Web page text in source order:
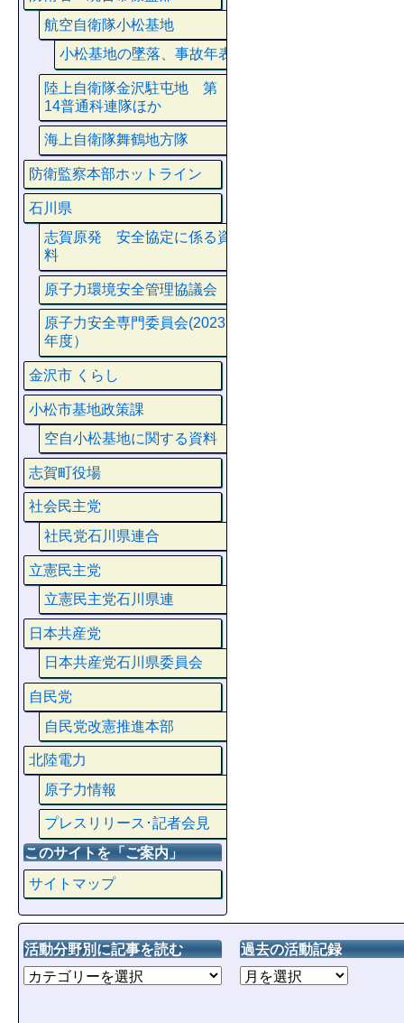
航空自衛隊小松基地
小松基地の墜落、事故年表
陸上自衛隊金沢駐屯地 第
14普通科連隊ほか
海上自衛隊舞鶴地方隊
防衛監察本部ホットライン
石川県
志賀原発 安全協定に係る資
料
原子力環境安全管理協議会
原子力安全専門委員会(2023
年度）
金沢市 くらし
小松市基地政策課
空自小松基地に関する資料
志賀町役場
社会民主党
社民党石川県連合
立憲民主党
立憲民主党石川県連
日本共産党
日本共産党石川県委員会
自民党
自民党改憲推進本部
北陸電力
原子力情報
プレスリリース･記者会見
このサイトを「ご案内」
サイトマップ
活動分野別に記事を読む 過去の活動記録